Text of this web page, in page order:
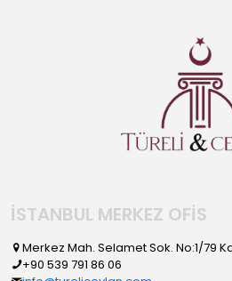
İSTANBUL MERKEZ OFİS
Merkez Mah. Selamet Sok. No:1/79
+90 539 791 86 06